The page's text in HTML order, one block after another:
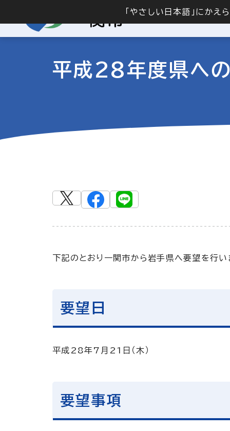
「やさしい日本語」にかえ
平成28年度県
下記のとおり一関市から岩手県へ要望を行い
要望日
平成28年7月21日（木）
要望事項